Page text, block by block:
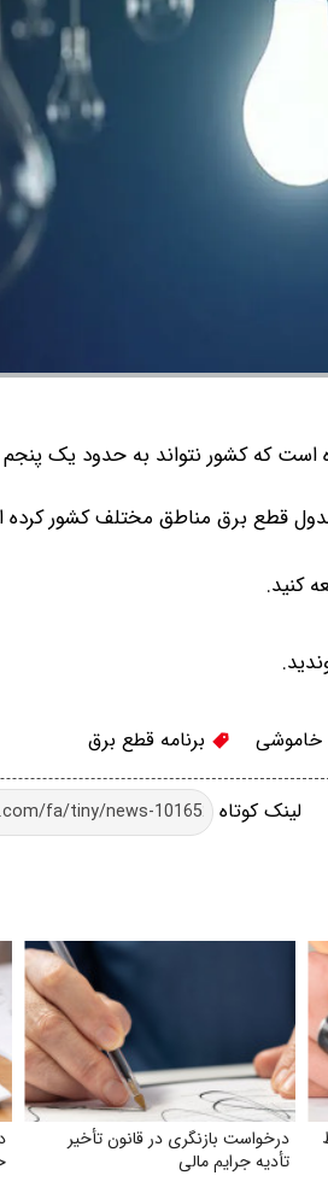
است که کشور نتواند به حدود یک
جدول قطع برق مناطق مختلف کشور
کنید.
برنامه قطع برق
لینک کوتاه
درخواست بازنگری در قانون تأخیر
تأدیه جرایم مالی